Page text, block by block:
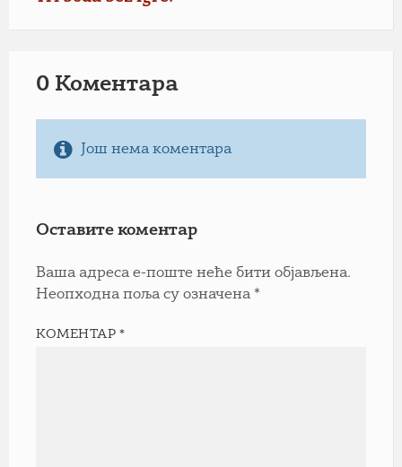
0 Коментарa
Још нема коментара
Оставите коментар
Ваша адреса е-поште неће бити објављена.
Неопходна поља су означена *
КОМЕНТАР*